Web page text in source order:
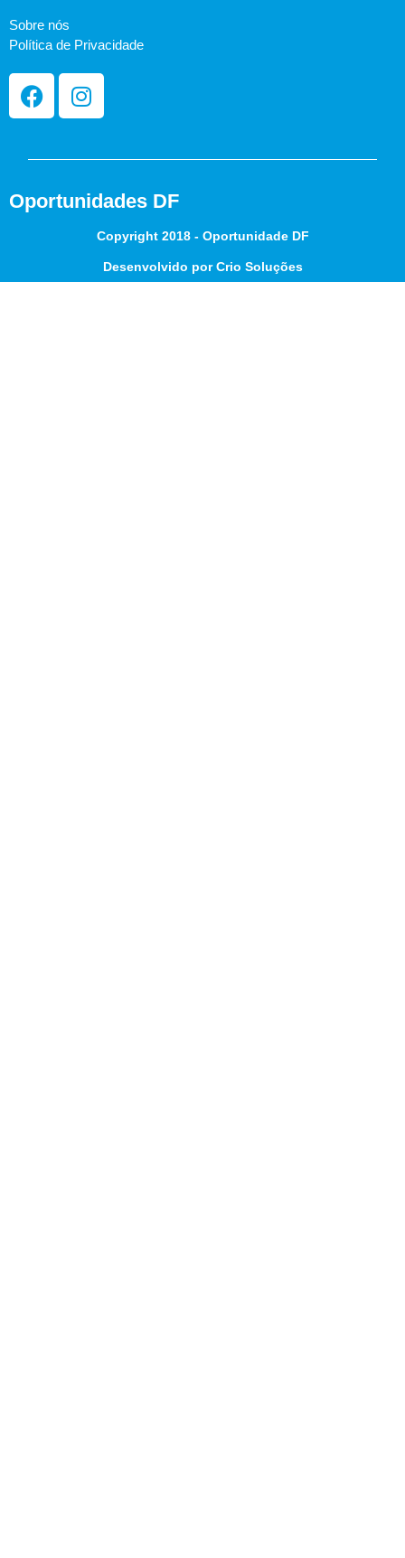
Sobre nós
Política de Privacidade
Oportunidades DF
Copyright 2018 - Oportunidade DF
Desenvolvido por Crio Soluções